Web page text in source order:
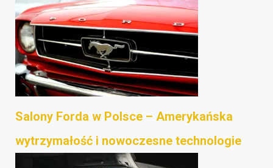
Salony Forda w Polsce – Amerykańska
wytrzymałość i nowoczesne technologie